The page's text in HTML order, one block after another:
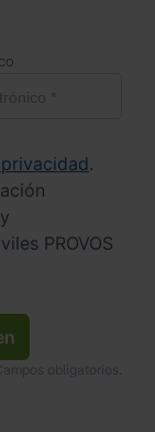
.
PROVOS